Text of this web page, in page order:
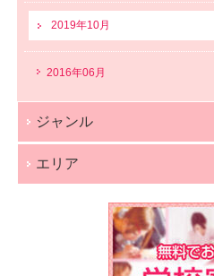
2019年10月
2016年06月
ジャンル
エリア